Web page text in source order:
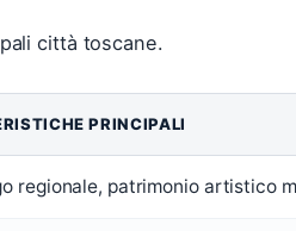
città toscane.
PRINCIPALI
regionale, patrimonio artistico